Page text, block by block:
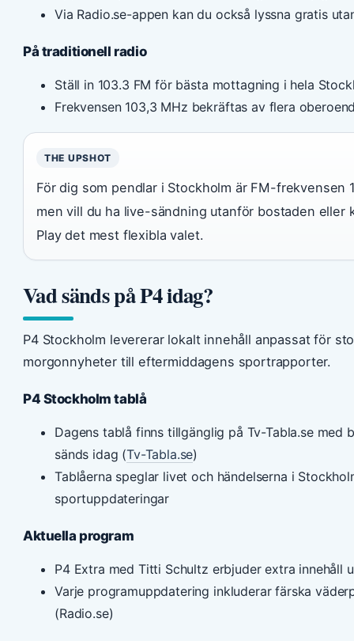
Via Radio.se-appen kan du också lyssna gratis
På traditionell radio
Ställ in 103.3 FM för bästa mottagning i hela
Frekvensen 103,3 MHz bekräftas av flera
THE UPSHOT
För dig som pendlar i Stockholm är FM-
men vill du ha live-sändning utanför bostaden eller
Play det mest flexibla valet.
Vad sänds på P4 idag?
P4 Stockholm levererar lokalt innehåll anpassat för
morgonnyheter till eftermiddagens sportrapporter.
P4 Stockholm tablå
Dagens tablå finns tillgänglig på Tv-Tabla.se
sänds idag (Tv-Tabla.se)
Tablåerna speglar livet och händelserna i
sportuppdateringar
Aktuella program
P4 Extra med Titti Schultz erbjuder extra innehåll
Varje programuppdatering inkluderar färska
(Radio.se)